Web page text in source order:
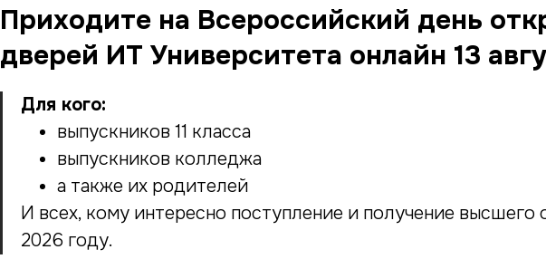
Приходите на Всероссийский день
дверей ИТ Университета онлайн 13
Для кого:
выпускников 11 класса
выпускников колледжа
а также их родителей
И всех, кому интересно поступление и получение высшего
2026 году.